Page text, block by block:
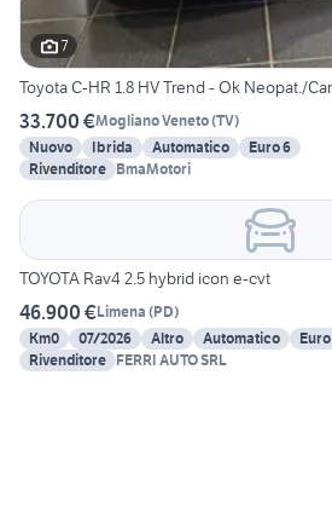
7
Toyota C-HR 1.8 HV Trend - Ok Neopat./
33.700 €Mogliano Veneto(TV)
Nuovo
Ibrida Automatico
Euro 6
Rivenditore BmaMotori
TOYOTA Rav4 2.5 hybrid icon e-cvt
46.900 €Limena (PD)
Km0
07/2026 Altro Automatico
Rivenditore FERRI AUTO SRL